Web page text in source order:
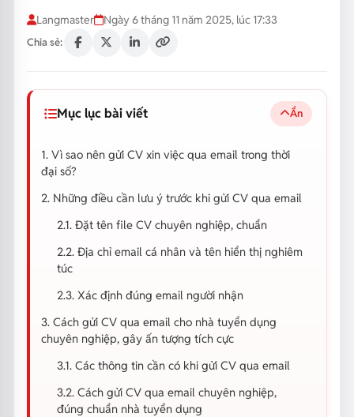
Langmaster Ngày 6 tháng 11 năm 2025, lúc 17:33
Chia sẻ:
Mục lục bài viết Ẩn
1. Vì sao nên gửi CV xin việc qua email trong thời
đại số?
2. Những điều cần lưu ý trước khi gửi CV qua email
2.1. Đặt tên file CV chuyên nghiệp, chuẩn
2.2. Địa chỉ email cá nhân và tên hiển thị nghiêm
túc
2.3. Xác định đúng email người nhận
3. Cách gửi CV qua email cho nhà tuyển dụng
chuyên nghiệp, gây ấn tượng tích cực
3.1. Các thông tin cần có khi gửi CV qua email
3.2. Cách gửi CV qua email chuyên nghiệp,
đúng chuẩn nhà tuyển dụng